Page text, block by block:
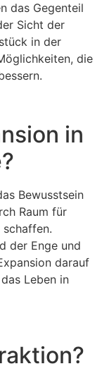
das Gegenteil
Sicht der
in der
die
in
Bewusstsein
Raum für
der Enge und
darauf
Leben in